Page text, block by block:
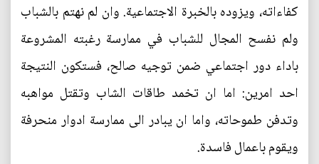
كفاءاته، ويزوده بالخبرة الاجتماعية. وان لم نهتم بالشباب
ولم نفسح المجال للشباب في ممارسة رغبته المشروعة
باداء دور اجتماعي ضمن توجيه صالح، فستكون النتيجة
احد امرين: اما ان تخمد طاقات الشاب وتقتل مواهبه
وتدفن طموحاته، واما ان يبادر الى ممارسة ادوار منحرفة
ويقوم باعمال فاسدة.